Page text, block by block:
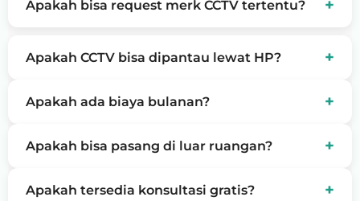
tambahan sesuai kebutuhan standar.
Apakah bisa request merk CCTV tertentu? +
ternama seperti Hikvision, Dahua, dan lainnya.
Apakah CCTV bisa dipantau lewat HP? +
aplikasi smartphone secara online.
Apakah ada biaya bulanan? +
Anda ingin tambahan layanan cloud.
Apakah bisa pasang di luar ruangan? +
fitur tahan cuaca dan anti air.
Apakah tersedia konsultasi gratis? +